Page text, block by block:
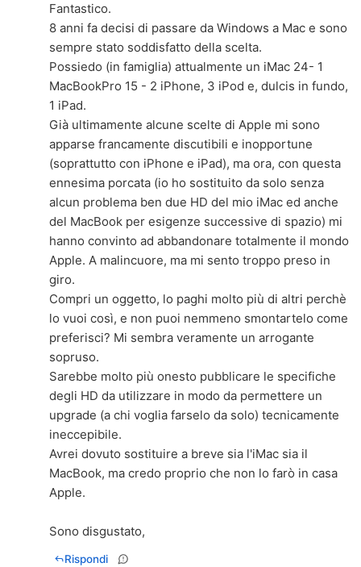
Fantastico.
8 anni fa decisi di passare da Windows a Mac e sono
sempre stato soddisfatto della scelta.
Possiedo (in famiglia) attualmente un iMac 24- 1
MacBookPro 15 - 2 iPhone, 3 iPod e, dulcis in fundo,
1 iPad.
Già ultimamente alcune scelte di Apple mi sono
apparse francamente discutibili e inopportune
(soprattutto con iPhone e iPad), ma ora, con questa
ennesima porcata (io ho sostituito da solo senza
alcun problema ben due HD del mio iMac ed anche
del MacBook per esigenze successive di spazio) mi
hanno convinto ad abbandonare totalmente il mondo
Apple. A malincuore, ma mi sento troppo preso in
giro.
Compri un oggetto, lo paghi molto più di altri perchè
lo vuoi così, e non puoi nemmeno smontartelo come
preferisci? Mi sembra veramente un arrogante
sopruso.
Sarebbe molto più onesto pubblicare le specifiche
degli HD da utilizzare in modo da permettere un
upgrade (a chi voglia farselo da solo) tecnicamente
ineccepibile.
Avrei dovuto sostituire a breve sia l'iMac sia il
MacBook, ma credo proprio che non lo farò in casa
Apple.
Sono disgustato,
Rispondi